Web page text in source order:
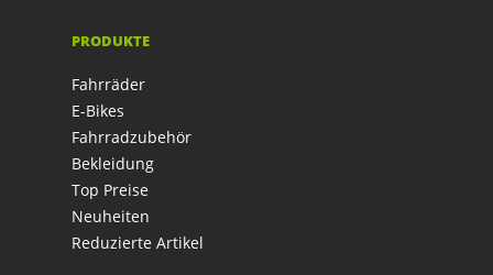
PRODUKTE
Fahrräder
E-Bikes
Fahrradzubehör
Bekleidung
Top Preise
Neuheiten
Reduzierte Artikel